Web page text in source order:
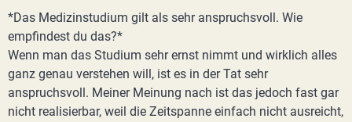
*Das Medizinstudium gilt als sehr anspruchsvoll. Wie
empfindest du das?*
Wenn man das Studium sehr ernst nimmt und wirklich alles
ganz genau verstehen will, ist es in der Tat sehr
anspruchsvoll. Meiner Meinung nach ist das jedoch fast gar
nicht realisierbar, weil die Zeitspanne einfach nicht ausreicht,